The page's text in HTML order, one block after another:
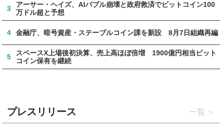
3
アーサー・ヘイズ、AIバブル崩壊と政府救済でビットコイン100
万ドル超と予想
4 金融庁、暗号資産・ステーブルコイン課を新設 8月7日組織再編
5
スペースX上場後初決算、売上高ほぼ倍増 1900億円相当ビット
コイン保有を継続
プレスリリース 一覧